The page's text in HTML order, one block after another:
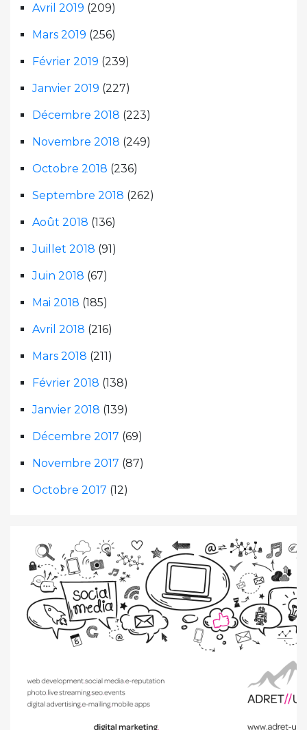
Avril 2019 (209)
Mars 2019 (256)
Février 2019 (239)
Janvier 2019 (227)
Décembre 2018 (223)
Novembre 2018 (249)
Octobre 2018 (236)
Septembre 2018 (262)
Août 2018 (136)
Juillet 2018 (91)
Juin 2018 (67)
Mai 2018 (185)
Avril 2018 (216)
Mars 2018 (211)
Février 2018 (138)
Janvier 2018 (139)
Décembre 2017 (69)
Novembre 2017 (87)
Octobre 2017 (12)